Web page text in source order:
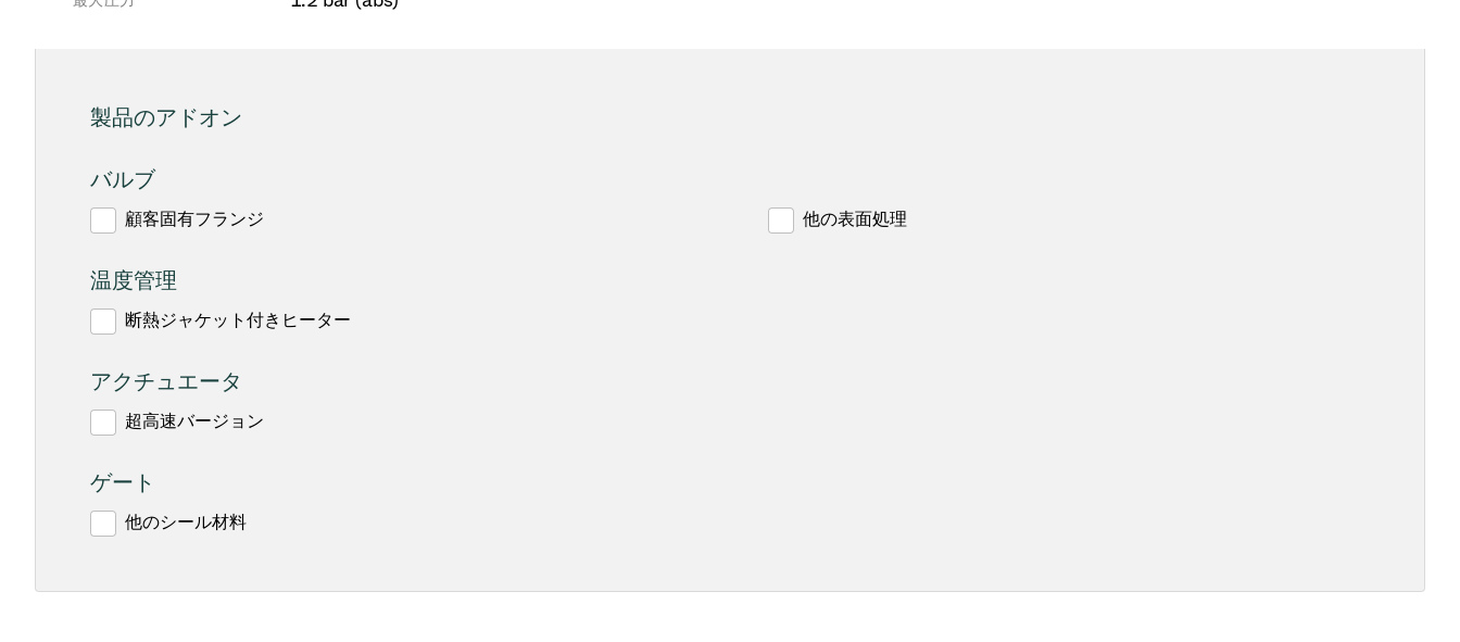
製品のアドオン
バルブ
顧客固有フランジ 他の表面処理
温度管理
断熱ジャケット付きヒーター
アクチュエータ
超高速バージョン
ゲート
他のシール材料